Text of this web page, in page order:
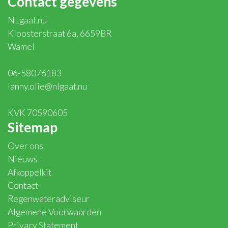
NLgaat.nu
Kloosterstraat 6a, 6659BR
Wamel
06-58076183
lanny.olie@nlgaat.nu
KVK 70590605
Sitemap
Over ons
Nieuws
Afkoppelkit
Contact
Regenwateradviseur
Algemene Voorwaarden
Privacy Statement